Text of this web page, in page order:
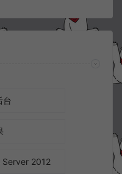
台
2012